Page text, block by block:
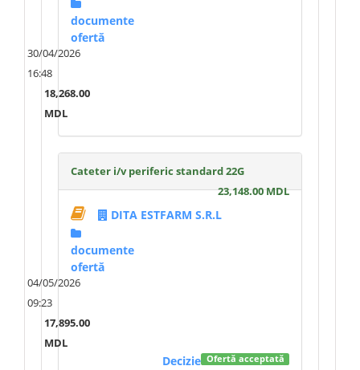
documente
ofertă
30/04/2026
16:48
18,268.00
MDL
Cateter i/v periferic standard 22G
23,148.00 MDL
DITA ESTFARM S.R.L
documente
ofertă
04/05/2026
09:23
17,895.00
MDL
Ofertă acceptată
Decizie